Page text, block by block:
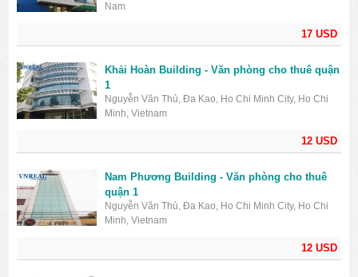
17 USD
Nam
12 USD
Khải Hoàn Building - Văn phòng cho thuê quận
1
Nguyễn Văn Thủ, Đa Kao, Ho Chi Minh City, Ho Chi
Minh, Vietnam
12 USD
Nam Phương Building - Văn phòng cho thuê
quận 1
Nguyễn Văn Thủ, Đa Kao, Ho Chi Minh City, Ho Chi
Minh, Vietnam